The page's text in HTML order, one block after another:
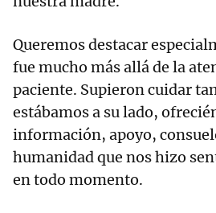
Queremos destacar
fue mucho más allá de la
paciente. Supieron cuidar
estábamos a su lado,
información, apoyo,
humanidad que nos hizo
en todo momento.